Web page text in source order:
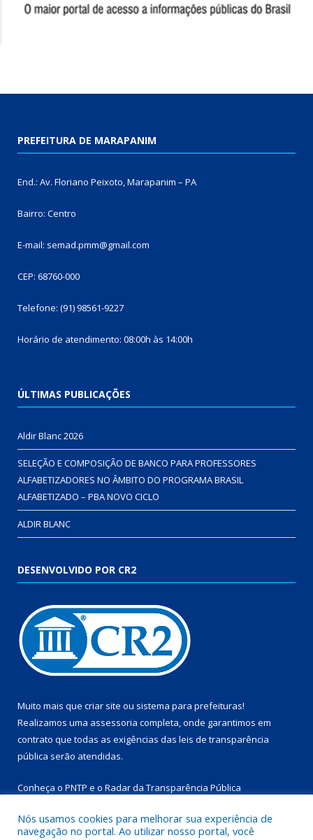
PREFEITURA DE MARAPANIM
End.: Av. Floriano Peixoto, Marapanim – PA
Bairro: Centro
E-mail: semad.pmm@gmail.com
CEP: 68760-000
Telefone: (91) 98561-9227
Horário de atendimento: 08:00h às 14:00h
ÚLTIMAS PUBLICAÇÕES
Aldir Blanc 2026
SELEÇÃO E COMPOSIÇÃO DE BANCO PARA PROFESSORES
ALFABETIZADORES NO ÂMBITO DO PROGRAMA BRASIL
ALFABETIZADO – PBA NOVO CICLO
ALDIR BLANC
DESENVOLVIDO POR CR2
Muito mais que criar site ou sistema para prefeituras!
Realizamos uma assessoria completa, onde garantimos em
contrato que todas as exigências das leis de transparência
pública serão atendidas.
Conheça o PNTP e o Radar da Transparência Pública
Nós usamos cookies para melhorar sua experiência de
navegação no portal. Ao utilizar nosso portal, você